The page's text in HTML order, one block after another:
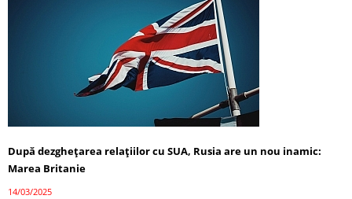
După dezghețarea relațiilor cu SUA, Rusia are un nou inamic:
Marea Britanie
14/03/2025